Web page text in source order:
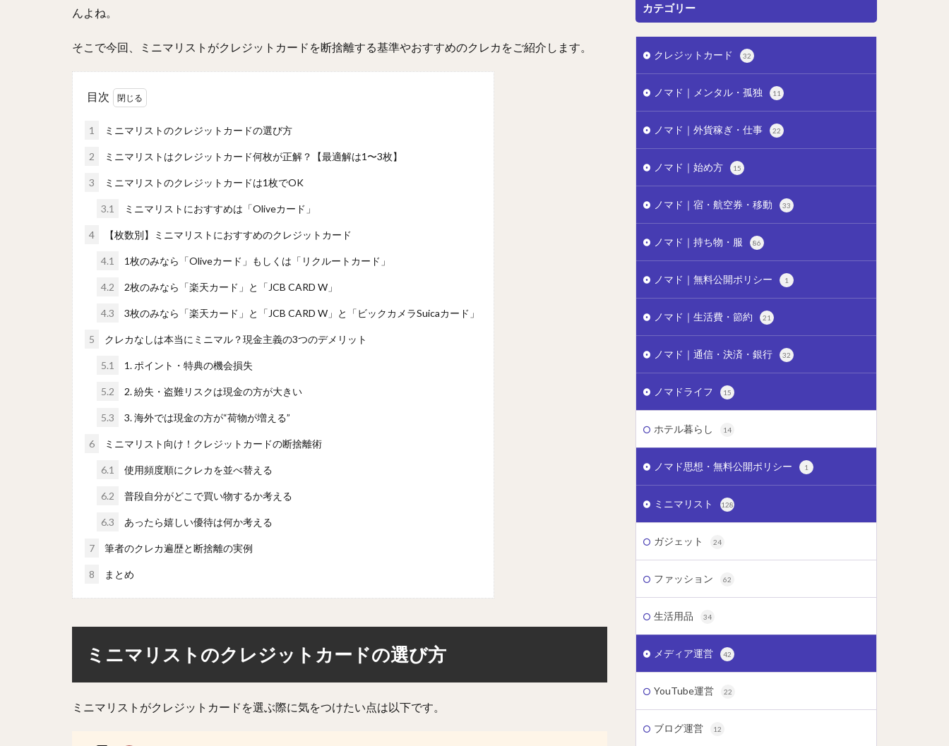
んよね。
そこで今回、ミニマリストがクレジットカードを断捨離する基準やおすすめのクレカをご紹介します。
目次
1 ミニマリストのクレジットカードの選び方
2 ミニマリストはクレジットカード何枚が正解？【最適解は1〜3枚】
3 ミニマリストのクレジットカードは1枚でOK
3.1 ミニマリストにおすすめは「Oliveカード」
4 【枚数別】ミニマリストにおすすめのクレジットカード
4.1 1枚のみなら「Oliveカード」もしくは「リクルートカード」
4.2 2枚のみなら「楽天カード」と「JCB CARD W」
4.3 3枚のみなら「楽天カード」と「JCB CARD W」と「ビックカメラSuicaカード」
5 クレカなしは本当にミニマル？現金主義の3つのデメリット
5.1 1. ポイント・特典の機会損失
5.2 2. 紛失・盗難リスクは現金の方が大きい
5.3 3. 海外では現金の方が“荷物が増える”
6 ミニマリスト向け！クレジットカードの断捨離術
6.1 使用頻度順にクレカを並べ替える
6.2 普段自分がどこで買い物するか考える
6.3 あったら嬉しい優待は何か考える
7 筆者のクレカ遍歴と断捨離の実例
8 まとめ
ミニマリストのクレジットカードの選び方
ミニマリストがクレジットカードを選ぶ際に気をつけたい点は以下です。
カテゴリー
クレジットカード 32
ノマド｜メンタル・孤独 11
ノマド｜外貨稼ぎ・仕事 22
ノマド｜始め方 15
ノマド｜宿・航空券・移動 33
ノマド｜持ち物・服 86
ノマド｜無料公開ポリシー 1
ノマド｜生活費・節約 21
ノマド｜通信・決済・銀行 32
ノマドライフ 15
ホテル暮らし 14
ノマド思想・無料公開ポリシー 1
ミニマリスト 128
ガジェット 24
ファッション 62
生活用品 34
メディア運営 42
YouTube運営 22
ブログ運営 12